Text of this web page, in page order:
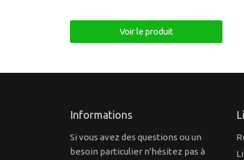
Voir le produit
Informations
Si vous avez des questions ou un
besoin particulier n'hésitez pas à